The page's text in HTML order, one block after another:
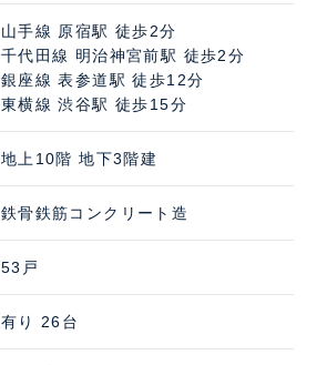
山手線 原宿駅 徒歩2分
千代田線 明治神宮前駅 徒歩2分
銀座線 表参道駅 徒歩12分
東横線 渋谷駅 徒歩15分
地上10階 地下3階建
鉄骨鉄筋コンクリート造
53戸
有り 26台